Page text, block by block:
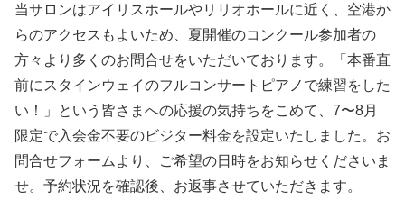
当サロンはアイリスホールやリリオホールに近く、空港か
らのアクセスもよいため、夏開催のコンクール参加者の
方々より多くのお問合せをいただいております。「本番直
前にスタインウェイのフルコンサートピアノで練習をした
い！」という皆さまへの応援の気持ちをこめて、7〜8月
限定で入会金不要のビジター料金を設定いたしました。お
問合せフォームより、ご希望の日時をお知らせくださいま
せ。予約状況を確認後、お返事させていただきます。